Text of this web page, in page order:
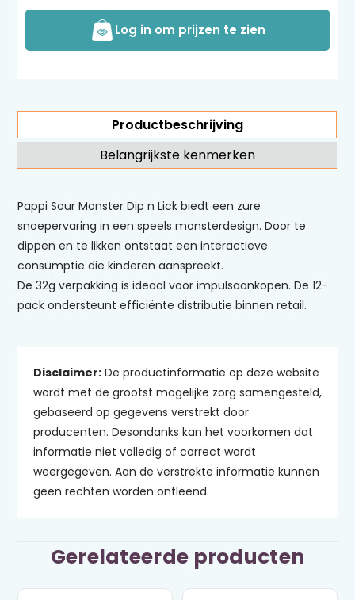
Log in om prijzen te zien
Productbeschrijving
Pappi Sour Monster Dip n Lick biedt een zure
snoepervaring in een speels monsterdesign. Door te
dippen en te likken ontstaat een interactieve
consumptie die kinderen aanspreekt.
De 32g verpakking is ideaal voor impulsaankopen. De 12-
pack ondersteunt efficiënte distributie binnen retail.
Belangrijkste kenmerken
Disclaimer:De productinformatie op deze website
wordt met de grootst mogelijke zorg samengesteld,
gebaseerd op gegevens verstrekt door
producenten. Desondanks kan het voorkomen dat
informatie niet volledig of correct wordt
weergegeven. Aan de verstrekte informatie kunnen
geen rechten worden ontleend.
Gerelateerde producten